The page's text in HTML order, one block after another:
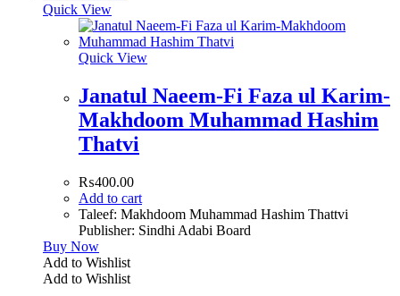
Quick View
Quick View
Janatul Naeem-Fi Faza ul Karim-
Makhdoom Muhammad Hashim
Thatvi
₨400.00
Add to cart
Taleef: Makhdoom Muhammad Hashim Thattvi
Publisher: Sindhi Adabi Board
Buy Now
Add to Wishlist
Add to Wishlist